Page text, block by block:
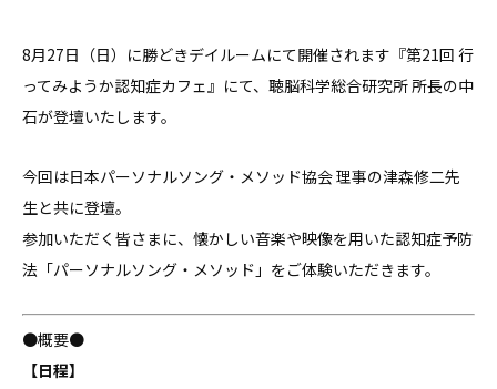
8月27日（日）に勝どきデイルームにて開催されます『第21回 行
ってみようか認知症カフェ』にて、聴脳科学総合研究所 所長の中
石が登壇いたします。
今回は日本パーソナルソング・メソッド協会 理事の津森修二先
生と共に登壇。
参加いただく皆さまに、懐かしい音楽や映像を用いた認知症予防
法「パーソナルソング・メソッド」をご体験いただきます。
●概要●
【日程】